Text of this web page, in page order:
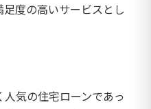
度の高いサービスとし
気の住宅ローンであっ